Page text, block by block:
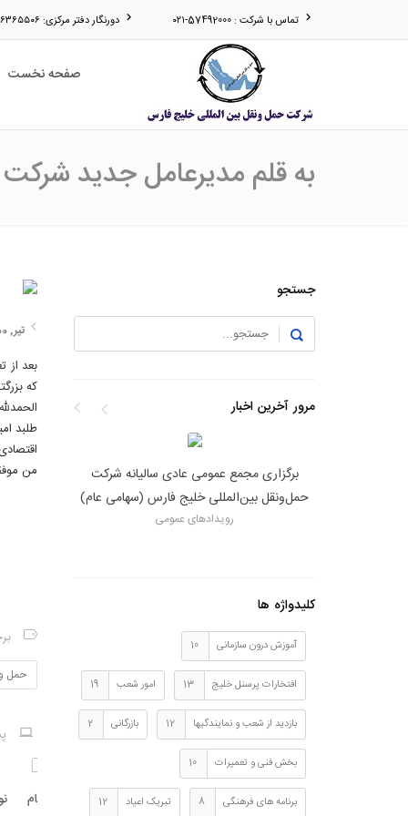
تماس با شرکت : 57492000-۰۲۱ دورنگار دفتر مرکزی: ۵۶۳۶۵۵۰۶-۰۲۱
صفحه نخست
به قلم مدیرعامل جدید
تیر, 1400
بعد از
که
طلبد
من
حمل
روز کارگر به قلم دکتر
پیام نوروزی دکتر خدادادی
جستجو
مرور آخرین اخبار
تقویت توان لجستیکی شرکت حمل‌ونقل
بین‌المللی خلیج فارس با ورود تعدادی کشنده
جدید «دیما»
برگزاری
حمل‌ونقل
کلیدواژه ها
آموزش درون سازمانی 10
افتخارات پرسنل خلیج 13 امور شعب 19
بازدید از شعب و نمایندگیها 12 بازرگانی 2
بخش فنی و تعمیرات 10
برنامه های فرهنگی 8 تبریک اعیاد 12